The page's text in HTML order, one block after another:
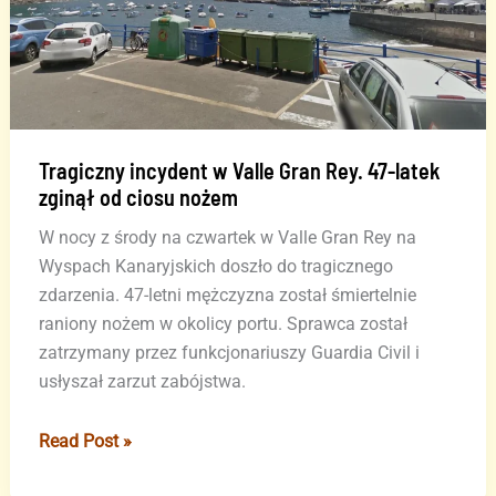
Tragiczny incydent w Valle Gran Rey. 47-latek
zginął od ciosu nożem
W nocy z środy na czwartek w Valle Gran Rey na
Wyspach Kanaryjskich doszło do tragicznego
zdarzenia. 47-letni mężczyzna został śmiertelnie
raniony nożem w okolicy portu. Sprawca został
zatrzymany przez funkcjonariuszy Guardia Civil i
usłyszał zarzut zabójstwa.
Tragiczny
Read Post »